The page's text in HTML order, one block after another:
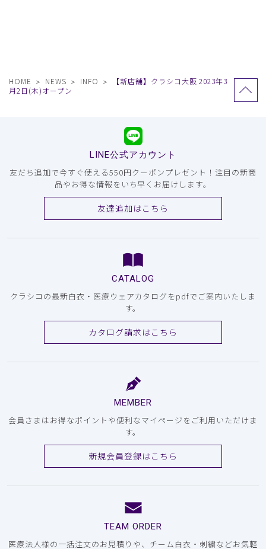
HOME NEWS INFO
【新店舗】クラシコ大阪 2023年3
月2日(木)オープン
LINE公式アカウント
友だち追加で今すぐ使える550円クーポンプレゼント！注目の新商
品やお得な情報をいち早くお届けします。
友達追加はこちら
CATALOG
クラシコの最新白衣・医療ウェアカタログをpdfでご案内いたしま
す。
カタログ請求はこちら
MEMBER
会員さまはお得なポイントや便利なマイページをご利用いただけま
す。
新規会員登録はこちら
TEAM ORDER
医療法人様の一括注文のお見積りや、チーム白衣・刺繍などお気軽